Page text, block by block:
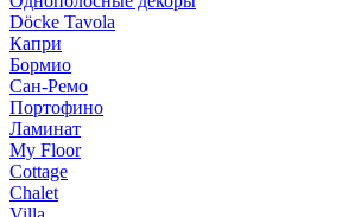
Döcke Tavola
Капри
Бормио
Сан-Ремо
Портофино
Ламинат
My Floor
Cottage
Chalet